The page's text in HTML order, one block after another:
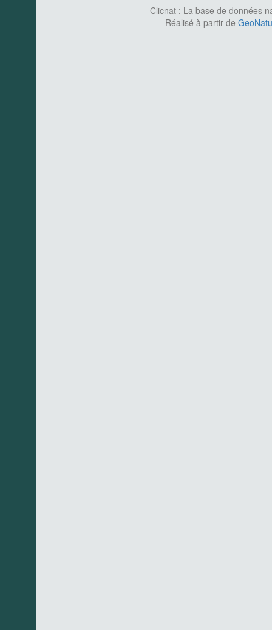
Clicnat : La base de données
Réalisé à partir de